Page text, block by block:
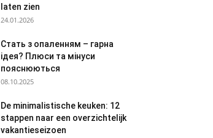
laten zien
24.01.2026
Стать з опаленням – гарна
ідея? Плюси та мінуси
пояснюються
08.10.2025
De minimalistische keuken: 12
stappen naar een overzichtelijk
vakantieseizoen